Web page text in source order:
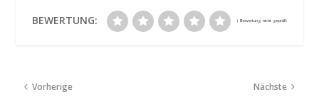
BEWERTUNG:
Vorherige Nächste